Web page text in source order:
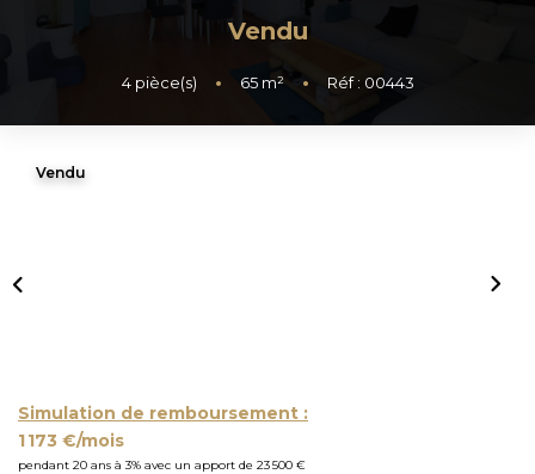
BIENS VENDUS
Vendu
4pièce(s) • 65m² • Réf : 00443
Vendu
Simulation de remboursement :
1 173 €/mois
pendant 20 ans à 3% avec un apport de 23 500 €